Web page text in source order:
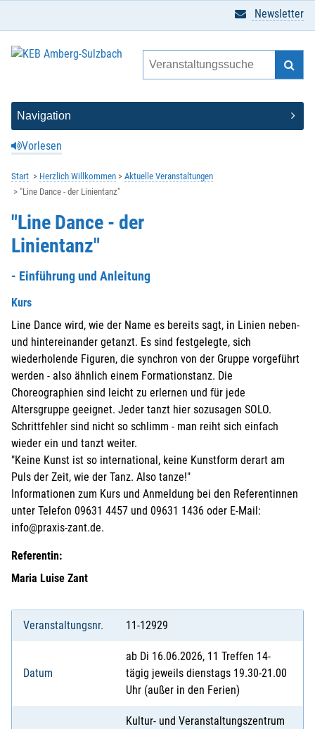
Vorlesen
Newsletter
Start Herzlich Willkommen
Aktuelle Veranstaltungen
"Line Dance - der Linientanz"
"Line Dance - der
Linientanz"
- Einführung und Anleitung
Kurs
Line Dance wird, wie der Name es bereits sagt, in Linien neben-
und hintereinander getanzt. Es sind festgelegte, sich
wiederholende Figuren, die synchron von der Gruppe vorgeführt
werden - also ähnlich einem Formationstanz. Die
Choreographien sind leicht zu erlernen und für jede
Altersgruppe geeignet. Jeder tanzt hier sozusagen SOLO.
Schrittfehler sind nicht so schlimm - man reiht sich einfach
wieder ein und tanzt weiter.
"Keine Kunst ist so international, keine Kunstform derart am
Puls der Zeit, wie der Tanz. Also tanze!"
Informationen zum Kurs und Anmeldung bei den Referentinnen
unter Telefon 09631 4457 und 09631 1436 oder E-Mail:
info@praxis-zant.de.
Referentin:
Maria Luise Zant
Veranstaltungsnr. 11-12929
Datum
ab Di 16.06.2026, 11 Treffen 14-
tägig jeweils dienstags 19.30-21.00
Uhr (außer in den Ferien)
Kultur- und Veranstaltungszentrum